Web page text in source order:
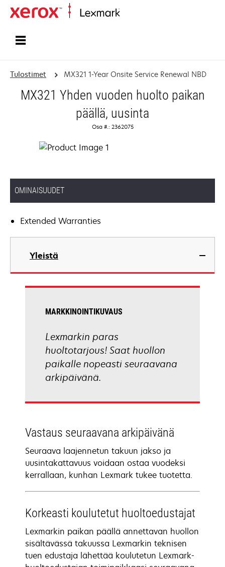
Tulostimet MX321 1-Year Onsite Service Renewal NBD
MX321 Yhden vuoden huolto paikan
päällä, uusinta
Osa #.: 2362075
OMINAISUUDET
Extended Warranties
Yleistä
MARKKINOINTIKUVAUS
Lexmarkin paras
huoltotarjous! Saat huollon
paikalle nopeasti seuraavana
arkipäivänä.
Vastaus seuraavana arkipäivänä
Seuraava laajennetun takuun jakso ja
uusintakattavuus voidaan ostaa vuodeksi
kerrallaan, kunhan Lexmark tukee tuotetta.
Korkeasti koulutetut huoltoedustajat
Lexmarkin paikan päällä annettavan huollon
sisältävässä takuussa Lexmarkin teknisen
tuen edustaja lähettää koulutetun Lexmark-